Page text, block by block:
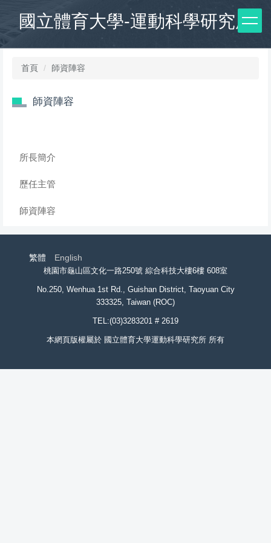
要
國立體育大學-運動科學研究所
首頁 師資陣容
師資陣容
所長簡介
歷任主管
師資陣容
繁體 English
桃園市龜山區文化一路250號 綜合科技大樓6樓 608室
No.250, Wenhua 1st Rd., Guishan District, Taoyuan City
333325, Taiwan (ROC)
TEL:(03)3283201 # 2619
本網頁版權屬於 國立體育大學運動科學研究所 所有